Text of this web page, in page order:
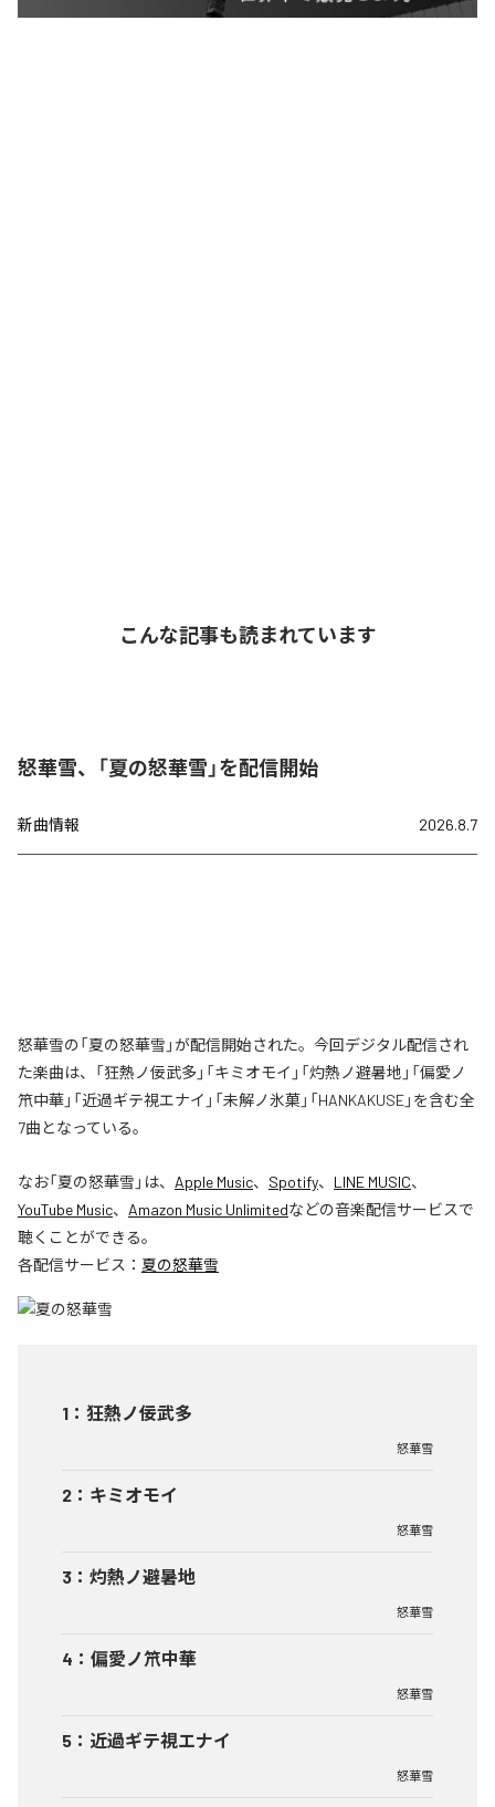
こんな記事も読まれています
怒華雪、「夏の怒華雪」を配信開始
新曲情報 2026.8.7
怒華雪の「夏の怒華雪」が配信開始された。今回デジタル配信され
た楽曲は、「狂熱ノ佞武多」「キミオモイ」「灼熱ノ避暑地」「偏愛ノ
笊中華」「近過ギテ視エナイ」「未解ノ氷菓」「HANKAKUSE」を含む全
7曲となっている。
なお「夏の怒華雪 」は、 Apple Music、 Spotify、 LINE MUSIC、
YouTube Music、 Amazon Music Unlimitedなどの音楽配信サービスで
聴くことができる。
各配信サービス： 夏の怒華雪
1 ： 狂熱ノ佞武多
怒華雪
2 ： キミオモイ
怒華雪
3 ： 灼熱ノ避暑地
怒華雪
4 ： 偏愛ノ笊中華
怒華雪
5 ： 近過ギテ視エナイ
怒華雪